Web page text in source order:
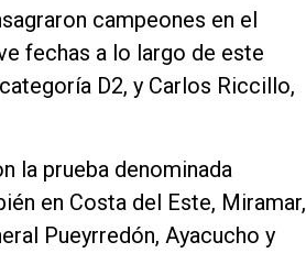
campeones en el
fechas a lo largo de este
D2, y Carlos Riccillo,
la prueba denominada
en Costa del Este, Miramar,
Pueyrredón, Ayacucho y